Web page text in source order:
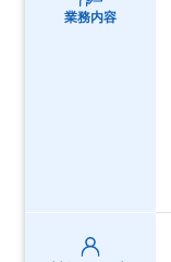
業務内容